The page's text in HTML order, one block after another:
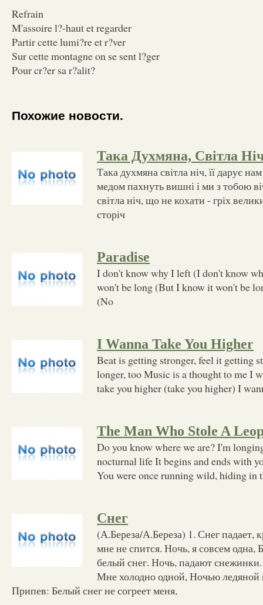
Refrain
M'assoire l?-haut et regarder
Partir cette lumi?re et r?ver
Sur cette montagne on se sent l?ger
Pour cr?er sa r?alit?
Похожие новости.
Така Духмяна, Світла
Така духмяна світла ніч, її дарує
медом пахнуть вишні і ми з тобою
світла ніч, що не кохати - гріх
сторіч
Paradise
I don't know why I left (I don't know
won't be long (But I know it won't be
(No
I Wanna Take You Higher
Beat is getting stronger, feel it getting
longer, too Music is a thought to me I
take you higher (take you higher) I
The Man Who Stole A
Do you know where we are? I'm
nocturnal life It begins and ends with
You were once running wild, hiding in
Снег
(А.Береза/А.Береза) 1. Снег падает,
мне не спится. Ночь, я совсем одна,
белый снег. Ночь, падают
Мне холодно одной, Ночью ледяной
Припев: Белый снег не согреет меня,